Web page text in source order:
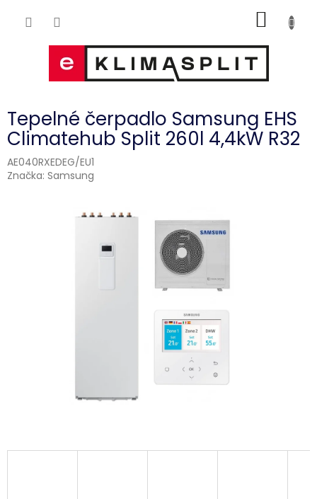
KOŠÍK
Tepelné čerpadlo Samsung EHS
Climatehub Split 260l 4,4kW R32
AE040RXEDEG/EU1
Značka: Samsung